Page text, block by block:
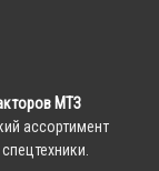
МТЗ
ассортимент